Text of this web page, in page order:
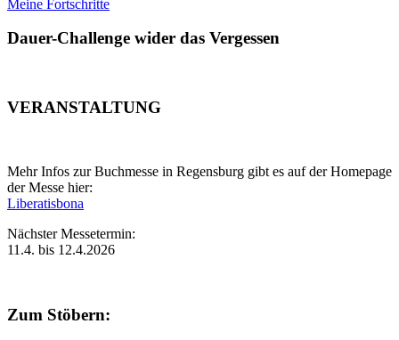
Meine Fortschritte
Dauer-Challenge wider das Vergessen
VERANSTALTUNG
Mehr Infos zur Buchmesse in Regensburg gibt es auf der Homepage
der Messe hier:
Liberatisbona
Nächster Messetermin:
11.4. bis 12.4.2026
Zum Stöbern: